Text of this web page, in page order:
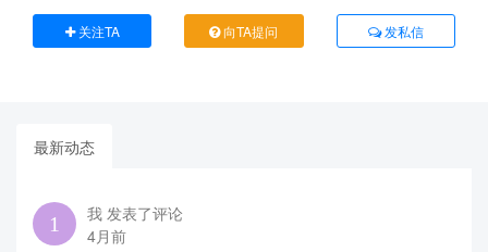
关注TA 向TA提问 发私信
最新动态
我 发表了评论
4月前